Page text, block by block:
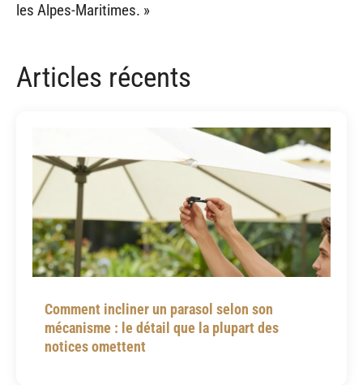
les Alpes-Maritimes. »
Articles récents
Comment incliner un parasol selon son
mécanisme : le détail que la plupart des
notices omettent